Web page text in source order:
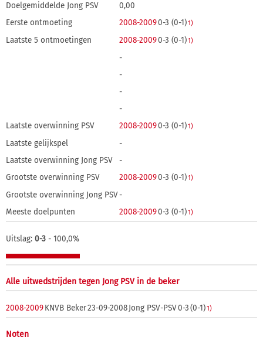
Doelgemiddelde Jong PSV
0,00
Eerste ontmoeting
2008-20090-3 (0-1)1)
Laatste 5 ontmoetingen 2008-20090-3 (0-1)1)
-
-
-
-
Laatste overwinning PSV
2008-20090-3 (0-1)1)
Laatste gelijkspel
-
Laatste overwinning Jong PSV
-
Grootste overwinning PSV
2008-20090-3 (0-1)1)
Grootste overwinning Jong PSV-
Meeste doelpunten
2008-20090-3 (0-1)1)
Uitslag: 0-3 - 100,0%
Alle uitwedstrijden tegen Jong PSV in de beker
2008-2009KNVB Beker23-09-2008Jong PSV-PSV0-3(0-1)1)
Noten